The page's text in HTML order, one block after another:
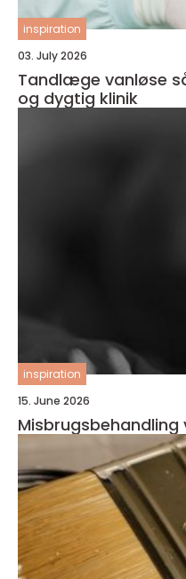
inspiration
03. July 2026
Tandlæge vanløse sådan vælger du en tryg
og dygtig klinik
inspiration
15. June 2026